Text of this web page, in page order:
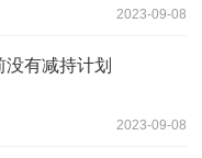
2023-09-08
有减持计划
2023-09-08